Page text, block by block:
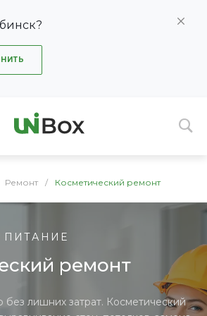
Ремонт / Косметический ремонт
ремонт
лишних затрат. Косметический